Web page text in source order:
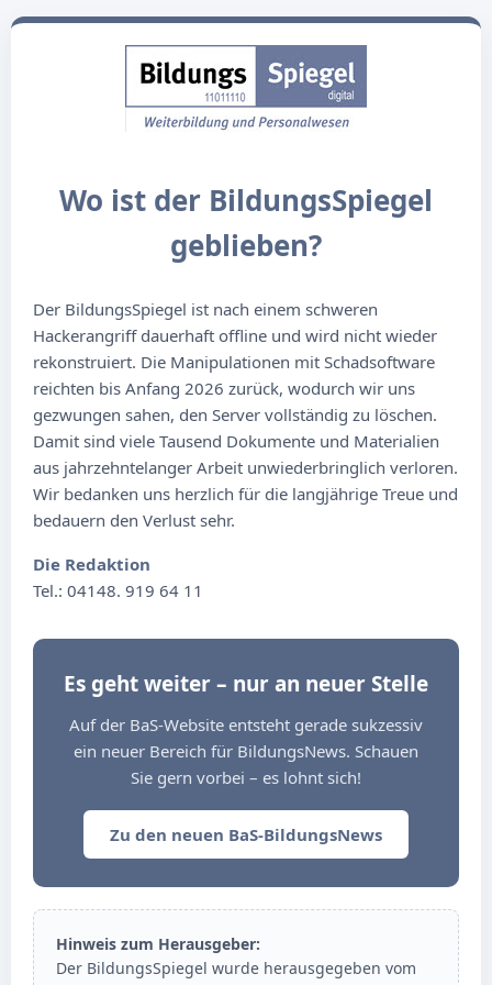
Wo ist der BildungsSpiegel
geblieben?
Der BildungsSpiegel ist nach einem schweren
Hackerangriff dauerhaft offline und wird nicht wieder
rekonstruiert. Die Manipulationen mit Schadsoftware
reichten bis Anfang 2026 zurück, wodurch wir uns
gezwungen sahen, den Server vollständig zu löschen.
Damit sind viele Tausend Dokumente und Materialien
aus jahrzehntelanger Arbeit unwiederbringlich verloren.
Wir bedanken uns herzlich für die langjährige Treue und
bedauern den Verlust sehr.
Die Redaktion
Tel.: 04148. 919 64 11
Es geht weiter – nur an neuer Stelle
Auf der BaS-Website entsteht gerade sukzessiv
ein neuer Bereich für BildungsNews. Schauen
Sie gern vorbei – es lohnt sich!
Zu den neuen BaS-BildungsNews
Hinweis zum Herausgeber:
Der BildungsSpiegel wurde herausgegeben vom